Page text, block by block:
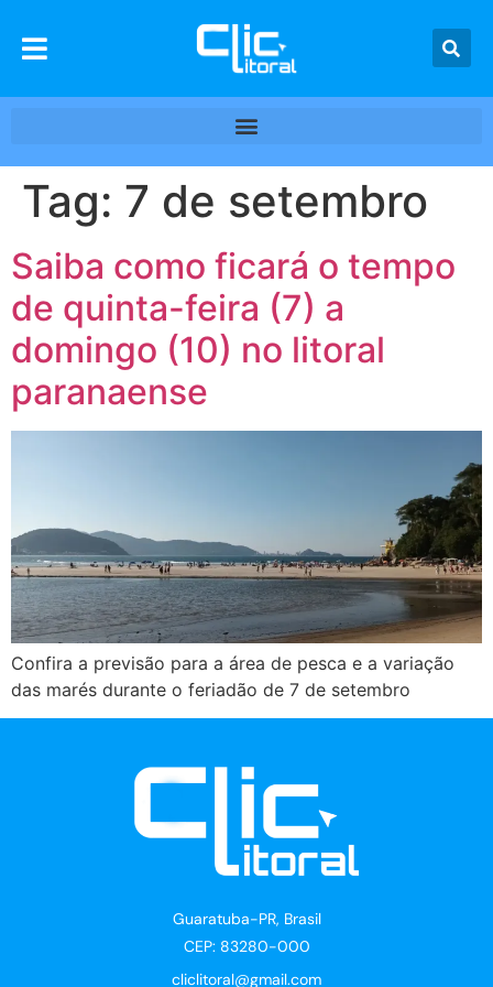
Tag: 7 de setembro
Saiba como ficará o tempo
de quinta-feira (7) a
domingo (10) no litoral
paranaense
Confira a previsão para a área de pesca e a variação
das marés durante o feriadão de 7 de setembro
Guaratuba-PR, Brasil
CEP: 83280-000
cliclitoral@gmail.com